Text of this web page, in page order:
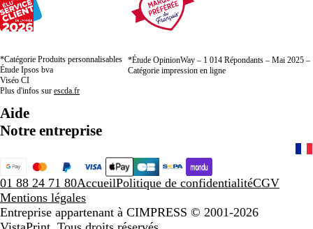
*Catégorie Produits personnalisables
Étude Ipsos bva
Viséo CI
Plus d'infos sur escda.fr
*Étude OpinionWay – 1 014 Répondants – Mai 2025 –
Catégorie impression en ligne
Aide
Notre entreprise
01 88 24 71 80AccueilPolitique de confidentialitéCGV
Mentions légales
Entreprise appartenant à CIMPRESS © 2001-2026